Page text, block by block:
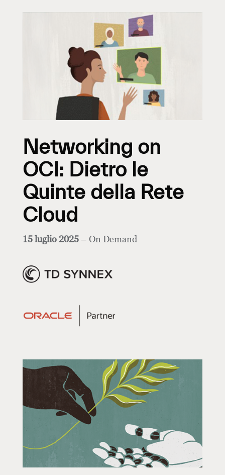
Networking on
OCI: Dietro le
Quinte della Rete
Cloud
15 luglio 2025 – On Demand